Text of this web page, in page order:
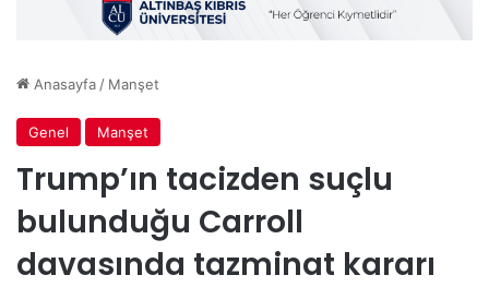
Anasayfa / Manşet
Genel Manşet
Trump’ın tacizden suçlu
bulunduğu Carroll
davasında tazminat kararı